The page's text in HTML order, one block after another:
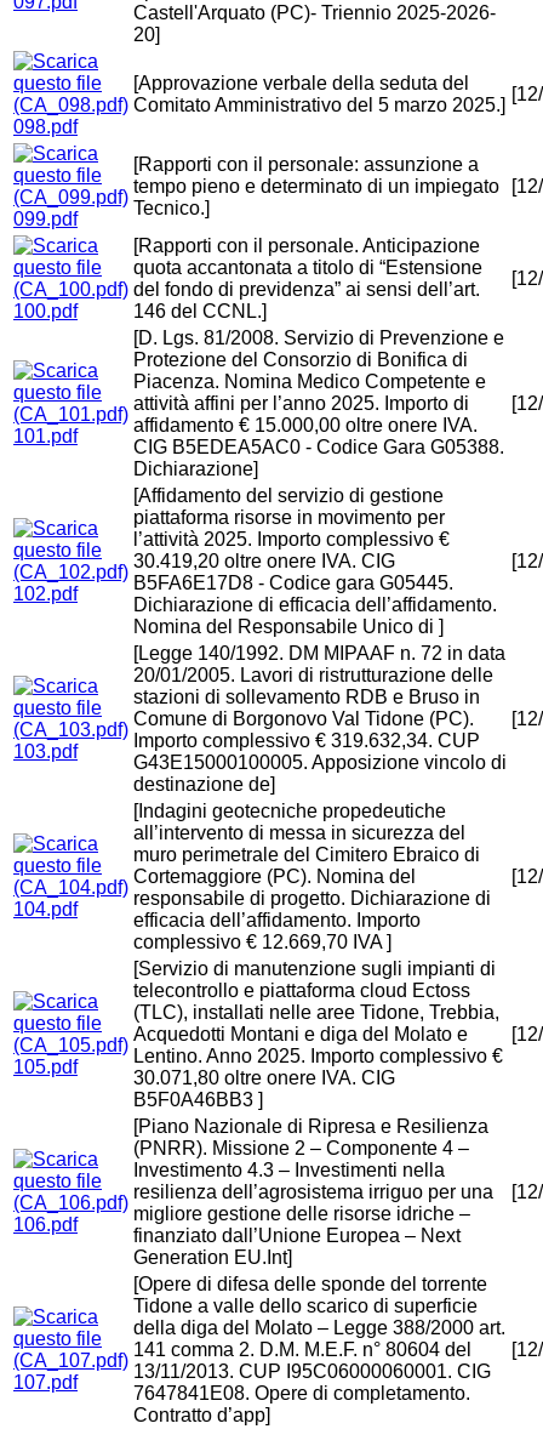
Castell'Arquato (PC)- Triennio 2025-2026-
20]
098.pdf
[Approvazione verbale della seduta del
Comitato Amministrativo del 5 marzo 2025.]
099.pdf
[Rapporti con il personale: assunzione a
tempo pieno e determinato di un impiegato
Tecnico.]
100.pdf
[Rapporti con il personale. Anticipazione
quota accantonata a titolo di “Estensione
del fondo di previdenza” ai sensi dell’art.
146 del CCNL.]
101.pdf
[D. Lgs. 81/2008. Servizio di Prevenzione e
Protezione del Consorzio di Bonifica di
Piacenza. Nomina Medico Competente e
attività affini per l’anno 2025. Importo di
affidamento € 15.000,00 oltre onere IVA.
CIG B5EDEA5AC0 - Codice Gara G05388.
Dichiarazione]
102.pdf
[Affidamento del servizio di gestione
piattaforma risorse in movimento per
l’attività 2025. Importo complessivo €
30.419,20 oltre onere IVA. CIG
B5FA6E17D8 - Codice gara G05445.
Dichiarazione di efficacia dell’affidamento.
Nomina del Responsabile Unico di ]
103.pdf
[Legge 140/1992. DM MIPAAF n. 72 in data
20/01/2005. Lavori di ristrutturazione delle
stazioni di sollevamento RDB e Bruso in
Comune di Borgonovo Val Tidone (PC).
Importo complessivo € 319.632,34. CUP
G43E15000100005. Apposizione vincolo di
destinazione de]
104.pdf
[Indagini geotecniche propedeutiche
all’intervento di messa in sicurezza del
muro perimetrale del Cimitero Ebraico di
Cortemaggiore (PC). Nomina del
responsabile di progetto. Dichiarazione di
efficacia dell’affidamento. Importo
complessivo € 12.669,70 IVA ]
105.pdf
[Servizio di manutenzione sugli impianti di
telecontrollo e piattaforma cloud Ectoss
(TLC), installati nelle aree Tidone, Trebbia,
Acquedotti Montani e diga del Molato e
Lentino. Anno 2025. Importo complessivo €
30.071,80 oltre onere IVA. CIG
B5F0A46BB3 ]
106.pdf
[Piano Nazionale di Ripresa e Resilienza
(PNRR). Missione 2 – Componente 4 –
Investimento 4.3 – Investimenti nella
resilienza dell’agrosistema irriguo per una
migliore gestione delle risorse idriche –
finanziato dall’Unione Europea – Next
Generation EU.Int]
107.pdf
[Opere di difesa delle sponde del torrente
Tidone a valle dello scarico di superficie
della diga del Molato – Legge 388/2000 art.
141 comma 2. D.M. M.E.F. n° 80604 del
13/11/2013. CUP I95C06000060001. CIG
7647841E08. Opere di completamento.
Contratto d’app]